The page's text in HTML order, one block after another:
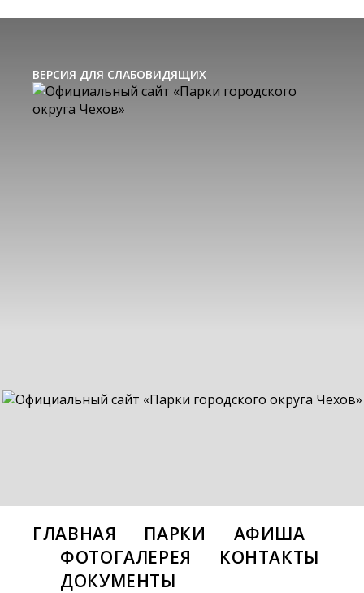
ВЕРСИЯ ДЛЯ СЛАБОВИДЯЩИХ
ГЛАВНАЯ ПАРКИ
АФИША
ФОТОГАЛЕРЕЯ
КОНТАКТЫ
ДОКУМЕНТЫ